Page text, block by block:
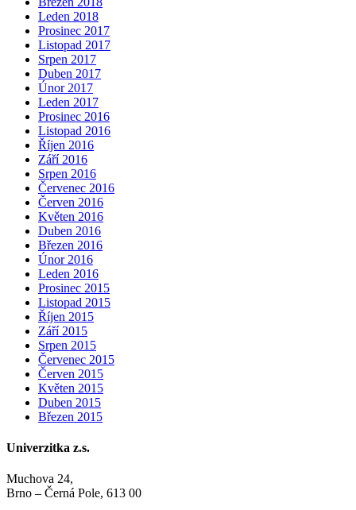
Leden 2018
Prosinec 2017
Listopad 2017
Srpen 2017
Duben 2017
Únor 2017
Leden 2017
Prosinec 2016
Listopad 2016
Říjen 2016
Září 2016
Srpen 2016
Červenec 2016
Červen 2016
Květen 2016
Duben 2016
Březen 2016
Únor 2016
Leden 2016
Prosinec 2015
Listopad 2015
Říjen 2015
Září 2015
Srpen 2015
Červenec 2015
Červen 2015
Květen 2015
Duben 2015
Březen 2015
Univerzitka z.s.
Muchova 24,
Brno – Černá Pole, 613 00